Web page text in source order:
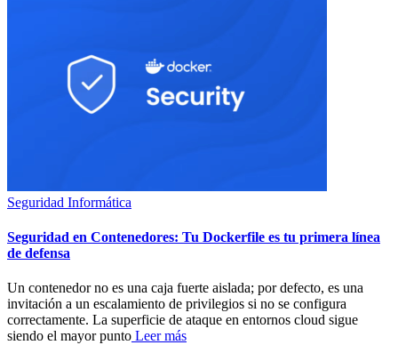
Seguridad Informática
Seguridad en Contenedores: Tu Dockerfile es tu primera línea
de defensa
Un contenedor no es una caja fuerte aislada; por defecto, es una
invitación a un escalamiento de privilegios si no se configura
correctamente. La superficie de ataque en entornos cloud sigue
siendo el mayor punto Leer más